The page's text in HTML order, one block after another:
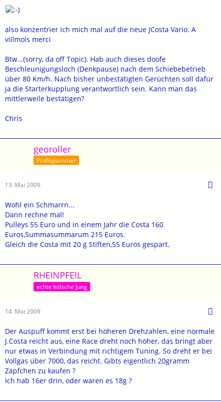
also konzentrier ich mich mal auf die neue JCosta Vario. A
villmols merci
Btw...(sorry, da off Topic). Hab auch dieses doofe
Beschleunigungsloch (Denkpause) nach dem Schiebebetrieb
über 80 Km/h. Nach bisher unbestätigten Gerüchten soll dafür
ja die Starterkupplung verantwortlich sein. Kann man das
mittlerweile bestätigen?
Chris
georoller
Profispammer
13. Mai 2009
Wohl ein Schmarrn...
Dann rechne mal!
Pulleys 55 Euro und in einem Jahr die Costa 160
Euros,Summasummarum 215 Euros.
Gleich die Costa mit 20 g Stiften,55 Euros gespart.
RHEINPFEIL
echte kölsche Jung
14. Mai 2009
Der Auspuff kommt erst bei höheren Drehzahlen, eine normale
J.Costa reicht aus, eine Race dreht noch höher, das bringt aber
nur etwas in Verbindung mit richtigem Tuning. So dreht er bei
Vollgas über 7000, das reicht. Gibts eigentlich 20gramm
Zäpfchen zu kaufen ?
Ich hab 16er drin, oder waren es 18g ?